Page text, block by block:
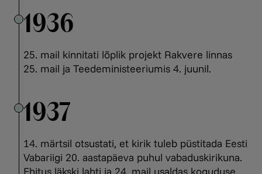
1936
25. mail kinnitati lõplik projekt Rakvere linnas
25. mail ja Teedeministeeriumis 4. juunil.
1937
14. märtsil otsustati, et kirik tuleb püstitada Eesti
Vabariigi 20. aastapäeva puhul vabaduskirikuna.